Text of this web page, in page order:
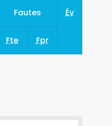
Fautes Év
Fte Fpr